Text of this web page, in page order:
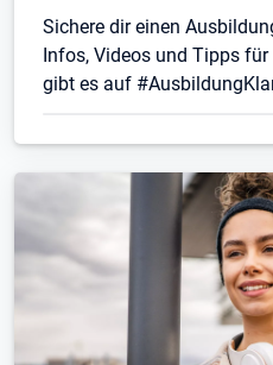
Sichere dir einen
Infos, Videos und Tipps
gibt es auf